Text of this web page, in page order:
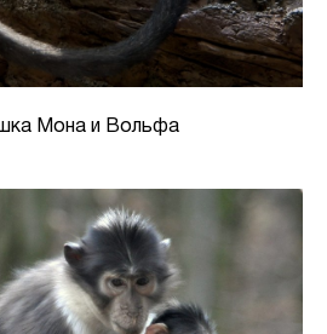
Мона и Вольфа